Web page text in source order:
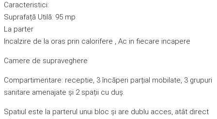
Caracteristici:
Suprafață Utilă: 95 mp
La parter
Incalzire de la oras prin calorifere , Ac in fiecare incapere
Camere de supraveghere
Compartimentare: receptie, 3 încăperi parțial mobilate, 3 grupuri
sanitare amenajate și 2 spații cu duș.
Spatiul este la parterul unui bloc și are dublu acces, atât direct